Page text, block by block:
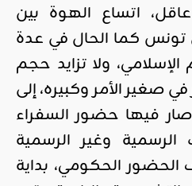
اتساع الهوة بين
كما الحال في عدة
ولا تزايد حجم
صغير الأمر وكبيره، إلى
فيها حضور السفراء
وغير الرسمية
الحكومي، بداية